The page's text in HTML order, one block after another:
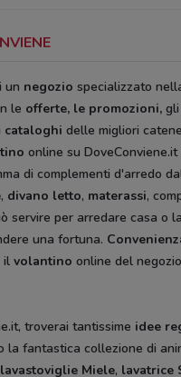
un negozio specializzato
le offerte, le promozioni,
cataloghi delle migliori
online su
di complementi d'arredo
, divano letto, materassi,
servire per arredare casa o
una fortuna.
il volantino online del
troverai tantissime idee
la fantastica collezione di
lavastoviglie Miele, lavatrice